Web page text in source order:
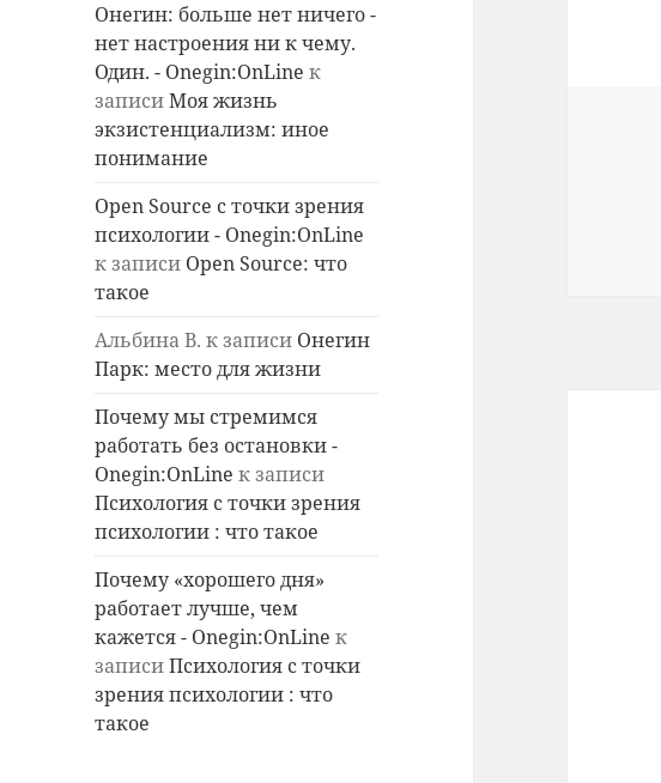
Онегин: больше нет ничего -
нет настроения ни к чему.
Один. - Onegin:OnLine к
записиМоя жизнь
экзистенциализм: иное
понимание
Open Source с точки зрения
психологии - Onegin:OnLine
к записи Open Source: что
такое
Альбина В. к записи Онегин
Парк: место для жизни
Почему мы стремимся
работать без остановки -
Onegin:OnLine к записи
Психология с точки зрения
психологии : что такое
Почему «хорошего дня»
работает лучше, чем
кажется - Onegin:OnLine к
записиПсихология с точки
зрения психологии : что
такое